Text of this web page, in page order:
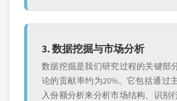
3. 数据挖掘与市场分析
数据挖掘是我们研究过程的关键部
论的贡献率约为20%。它包括通过
入份额分析来分析市场结构、识别